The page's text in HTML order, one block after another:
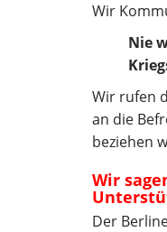
Wir
Nie
Wir rufen
an die
beziehen
Wir
Der